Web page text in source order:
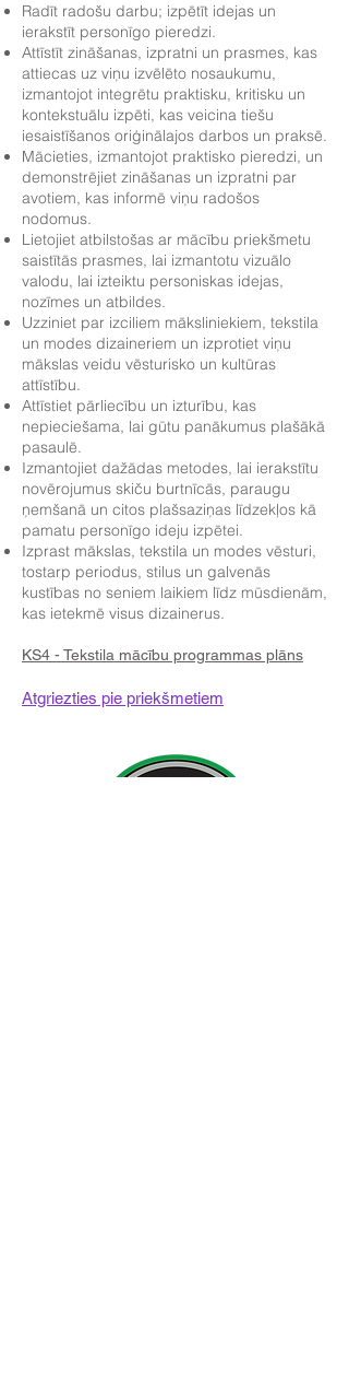
Radīt radošu darbu; izpētīt idejas un
ierakstīt personīgo pieredzi.
Attīstīt zināšanas, izpratni un prasmes, kas
attiecas uz viņu izvēlēto nosaukumu,
izmantojot integrētu praktisku, kritisku un
kontekstuālu izpēti, kas veicina tiešu
iesaistīšanos oriģinālajos darbos un praksē.
Mācieties, izmantojot praktisko pieredzi, un
demonstrējiet zināšanas un izpratni par
avotiem, kas informē viņu radošos
nodomus.
Lietojiet atbilstošas ar mācību priekšmetu
saistītās prasmes, lai izmantotu vizuālo
valodu, lai izteiktu personiskas idejas,
nozīmes un atbildes.
Uzziniet par izciliem māksliniekiem, tekstila
un modes dizaineriem un izprotiet viņu
mākslas veidu vēsturisko un kultūras
attīstību.
Attīstiet pārliecību un izturību, kas
nepieciešama, lai gūtu panākumus plašākā
pasaulē.
Izmantojiet dažādas metodes, lai ierakstītu
novērojumus skiču burtnīcās, paraugu
ņemšanā un citos plašsaziņas līdzekļos kā
pamatu personīgo ideju izpētei.
Izprast mākslas, tekstila un modes vēsturi,
tostarp periodus, stilus un galvenās
kustības no seniem laikiem līdz mūsdienām,
kas ietekmē visus dizainerus.
KS4 - Tekstila mācību programmas plāns
Atgriezties pie priekšmetiem